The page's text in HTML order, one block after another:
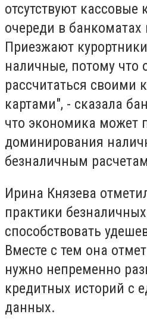
отсутствуют
очереди в
Приезжают
наличные, потому что
рассчитаться своими
картами", - сказала
что экономика может
доминирования
безналичным
Ирина Князева
практики
способствовать
Вместе с тем она
нужно непременно
кредитных историй с
данных.